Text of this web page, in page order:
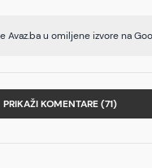
Avaz.ba u omiljene izvore na
PRIKAŽI KOMENTARE (71)